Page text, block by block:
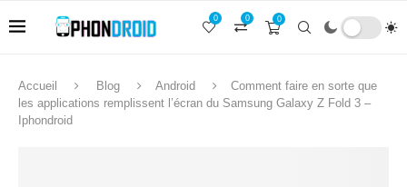
0
0
0
Accueil Blog Android
Comment faire en sorte que
les applications remplissent l’écran du Samsung Galaxy Z Fold 3 –
Iphondroid